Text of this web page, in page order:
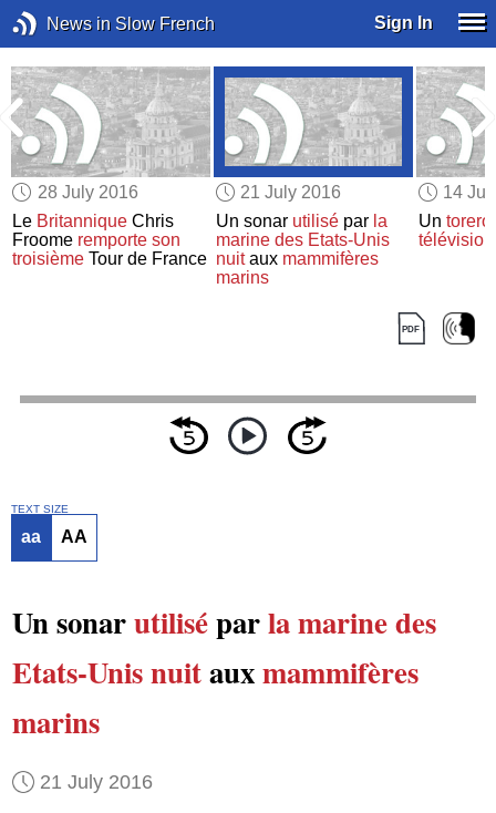
News in Slow French Sign In
28 July 2016
Le Britannique Chris
Froome remporte son
troisième Tour de France
21 July 2016
Un sonar utilisépar la
marine des Etats-Unis
nuitaux mammifères
marins
14
Un torero
TEXT SIZE
aa AA
Un sonarutiliséparla marine des
Etats-Unisnuitauxmammifères
marins
21 July 2016